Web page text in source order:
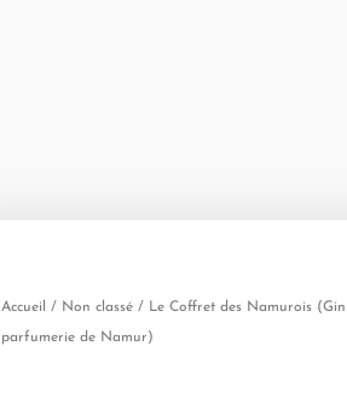
Accueil / Non classé / Le Coffret des Namurois
parfumerie de Namur)